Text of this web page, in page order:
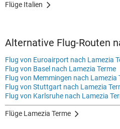
Flüge Italien
Alternative Flug-Routen
Flug von Euroairport nach Lamezia
Flug von Basel nach Lamezia Terme
Flug von Memmingen nach Lamezia
Flug von Stuttgart nach Lamezia
Flug von Karlsruhe nach Lamezia
Flüge Lamezia Terme